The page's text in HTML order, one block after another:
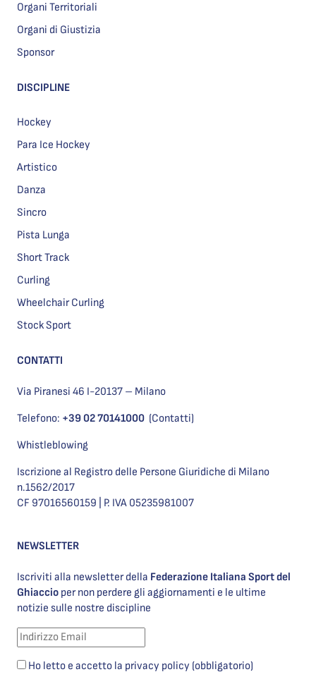
Organi Territoriali
Organi di Giustizia
Sponsor
DISCIPLINE
Hockey
Para Ice Hockey
Artistico
Danza
Sincro
Pista Lunga
Short Track
Curling
Wheelchair Curling
Stock Sport
CONTATTI
Via Piranesi 46 I-20137 – Milano
Telefono: +39 02 70141000 (Contatti)
Whistleblowing
Iscrizione al Registro delle Persone Giuridiche di Milano
n.1562/2017
CF 97016560159 | P. IVA 05235981007
NEWSLETTER
Iscriviti alla newsletter della Federazione Italiana Sport del
Ghiaccio per non perdere gli aggiornamenti e le ultime
notizie sulle nostre discipline
Ho letto e accetto la privacy policy (obbligatorio)